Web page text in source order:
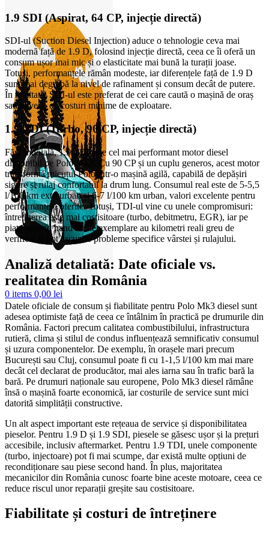
0 items 0,00 lei
1.9 SDI (Aspirat, 64 CP, injecție directă)
SDI-ul (Suction Diesel Injection) aduce o tehnologie ceva mai
modernă față de 1.9 D, folosind injecție directă, ceea ce îi oferă un
consum ușor mai mic și o elasticitate mai bună la turații joase.
Totuși, performanțele rămân modeste, iar diferențele față de 1.9 D
sunt mai degrabă la nivel de rafinament și consum decât de putere.
În realitate, SDI-ul este preferat de cei care caută o mașină de oraș
sau navetă, cu costuri minime de exploatare.
1.9 TDI (Turbo, 90 CP, injecție directă)
Fără îndoială, 1.9 TDI este cel mai performant motor diesel
disponibil pe Polo Mk3. Cu 90 CP și un cuplu generos, acest motor
transformă micuțul Polo într-o mașină agilă, capabilă de depășiri
sigure și rulaj confortabil la drum lung. Consumul real este de 5-5,5
l/100 km extraurban și 6-7 l/100 km urban, valori excelente pentru
performanțele oferite. Totuși, TDI-ul vine cu unele compromisuri:
întreținerea este mai costisitoare (turbo, debitmetru, EGR), iar pe
piața second hand multe exemplare au kilometri reali greu de
verificat și pot ascunde probleme specifice vârstei și rulajului.
Analiză detaliată: Date oficiale vs.
realitatea din România
Datele oficiale de consum și fiabilitate pentru Polo Mk3 diesel sunt
adesea optimiste față de ceea ce întâlnim în practică pe drumurile din
România. Factori precum calitatea combustibilului, infrastructura
rutieră, clima și stilul de condus influențează semnificativ consumul
și uzura componentelor. De exemplu, în orașele mari precum
București sau Cluj, consumul poate fi cu 1-1,5 l/100 km mai mare
decât cel declarat de producător, mai ales iarna sau în trafic bară la
bară. Pe drumuri naționale sau europene, Polo Mk3 diesel rămâne
însă o mașină foarte economică, iar costurile de service sunt mici
datorită simplității constructive.
Un alt aspect important este rețeaua de service și disponibilitatea
pieselor. Pentru 1.9 D și 1.9 SDI, piesele se găsesc ușor și la prețuri
accesibile, inclusiv aftermarket. Pentru 1.9 TDI, unele componente
(turbo, injectoare) pot fi mai scumpe, dar există multe opțiuni de
recondiționare sau piese second hand. În plus, majoritatea
mecanicilor din România cunosc foarte bine aceste motoare, ceea ce
reduce riscul unor reparații greșite sau costisitoare.
Fiabilitate și costuri de întreținere